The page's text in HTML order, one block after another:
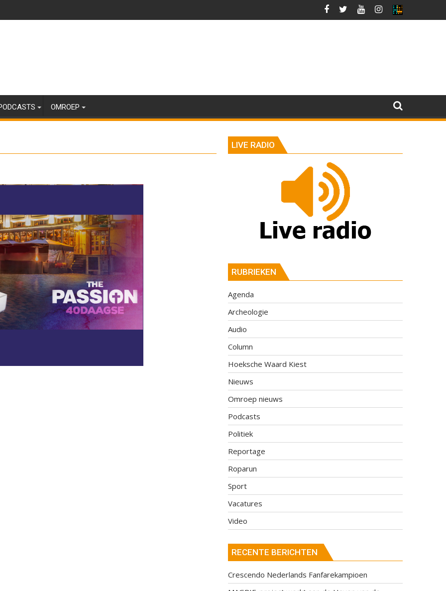
OMROEP
LIVE RADIO
RUBRIEKEN
Agenda
Archeologie
Audio
Column
Hoeksche Waard Kiest
Nieuws
Omroep nieuws
Podcasts
Politiek
Reportage
Roparun
Sport
Vacatures
Video
RECENTE BERICHTEN
Crescendo Nederlands Fanfarekampioen